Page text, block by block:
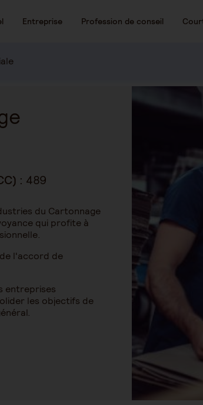
Entreprise Profession de conseil
: 489
du Cartonnage
qui profite à
l'accord de
entreprises
les objectifs de